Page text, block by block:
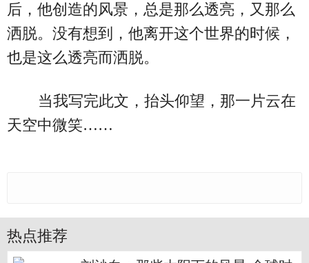
后，他创造的风景，总是那么透亮，又那么
洒脱。没有想到，他离开这个世界的时候，
也是这么透亮而洒脱。
当我写完此文，抬头仰望，那一片云在
天空中微笑……
热点推荐